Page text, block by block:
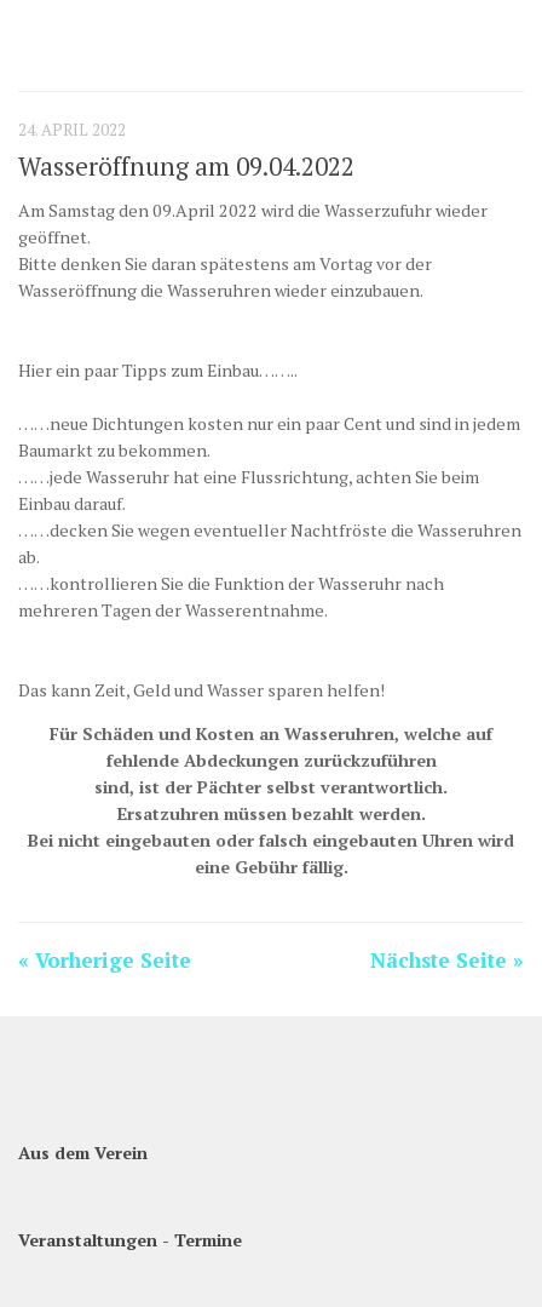
24. APRIL 2022
Wasseröffnung am 09.04.2022
Am Samstag den 09.April 2022 wird die Wasserzufuhr wieder
geöffnet.
Bitte denken Sie daran spätestens am Vortag vor der
Wasseröffnung die Wasseruhren wieder einzubauen.
Hier ein paar Tipps zum Einbau……..
……neue Dichtungen kosten nur ein paar Cent und sind in jedem
Baumarkt zu bekommen.
……jede Wasseruhr hat eine Flussrichtung, achten Sie beim
Einbau darauf.
……decken Sie wegen eventueller Nachtfröste die Wasseruhren
ab.
……kontrollieren Sie die Funktion der Wasseruhr nach
mehreren Tagen der Wasserentnahme.
Das kann Zeit, Geld und Wasser sparen helfen!
Für Schäden und Kosten an Wasseruhren, welche auf
fehlende Abdeckungen zurückzuführen
sind, ist der Pächter selbst verantwortlich.
Ersatzuhren müssen bezahlt werden.
Bei nicht eingebauten oder falsch eingebauten Uhren wird
eine Gebühr fällig.
« Vorherige Seite Nächste Seite »
Aus dem Verein
Veranstaltungen - Termine